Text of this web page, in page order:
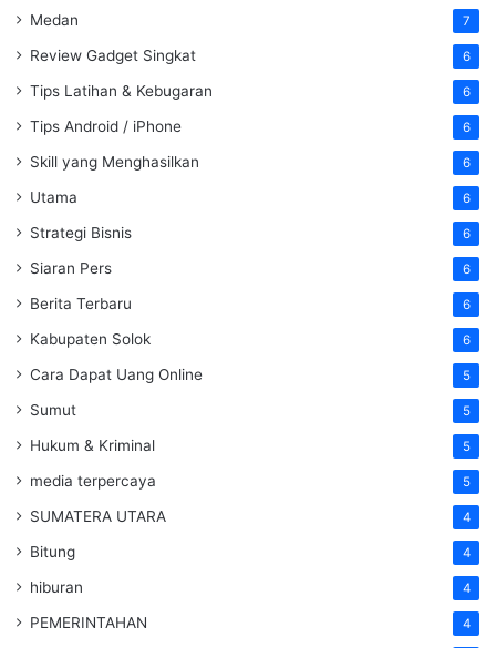
Medan 7
Review Gadget Singkat 6
Tips Latihan & Kebugaran 6
Tips Android / iPhone 6
Skill yang Menghasilkan 6
Utama 6
Strategi Bisnis 6
Siaran Pers 6
Berita Terbaru 6
Kabupaten Solok 6
Cara Dapat Uang Online 5
Sumut 5
Hukum & Kriminal 5
media terpercaya 5
SUMATERA UTARA 4
Bitung 4
hiburan 4
PEMERINTAHAN 4